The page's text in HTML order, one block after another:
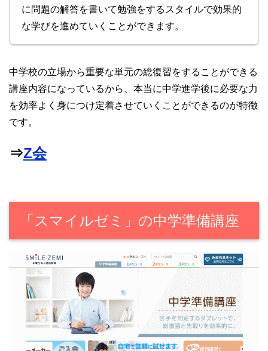
に問題の解答を書いて勉強をするスタイルで効果的
な学びを進めていくことができます。
中学校の立場から重要な単元の総復習をすることができる
講座内容になっているから、本当に中学進学後に必要な力
を効率よく身につけ定着させていくことができるのが特徴
です。
⇒Z会
「スマイルゼミ」の中学準備講座